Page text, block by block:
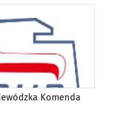
Komenda